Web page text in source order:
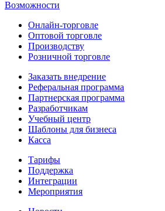
Возможности
Онлайн-торговле
Оптовой торговле
Производству
Розничной торговле
Заказать внедрение
Реферальная программа
Партнерская программа
Разработчикам
Учебный центр
Шаблоны для бизнеса
Касса
Тарифы
Поддержка
Интеграции
Мероприятия